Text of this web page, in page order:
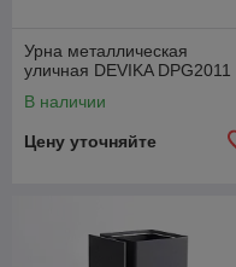
Урна металлическая
уличная DEVIKA DPG2011
В наличии
Цену уточняйте